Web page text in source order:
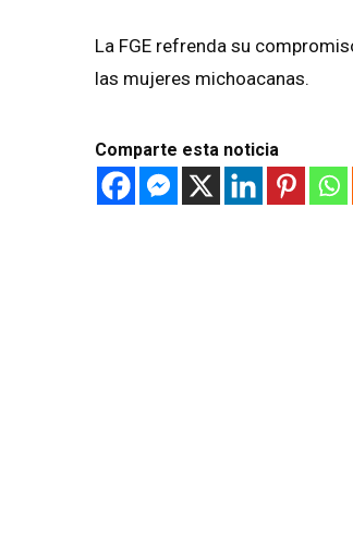
La FGE refrenda su
las mujeres michoacanas.
Comparte esta noticia